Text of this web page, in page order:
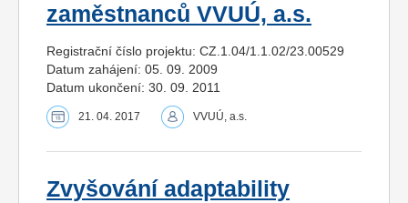
zaměstnanců VVUÚ, a.s.
Registrační číslo projektu: CZ.1.04/1.1.02/23.00529
Datum zahájení: 05. 09. 2009
Datum ukončení: 30. 09. 2011
21. 04. 2017 VVUÚ, a.s.
Zvyšování adaptability